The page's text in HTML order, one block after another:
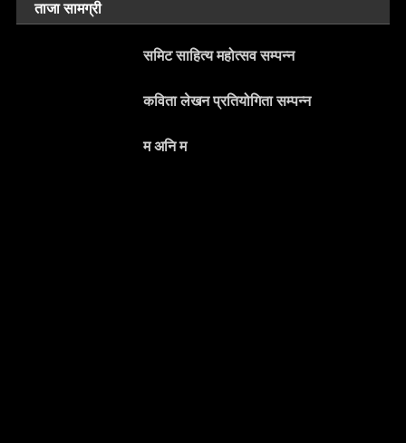
ताजा सामग्री
समिट साहित्य महोत्सव सम्पन्न
कविता लेखन प्रतियोगिता सम्पन्न
म अनि म